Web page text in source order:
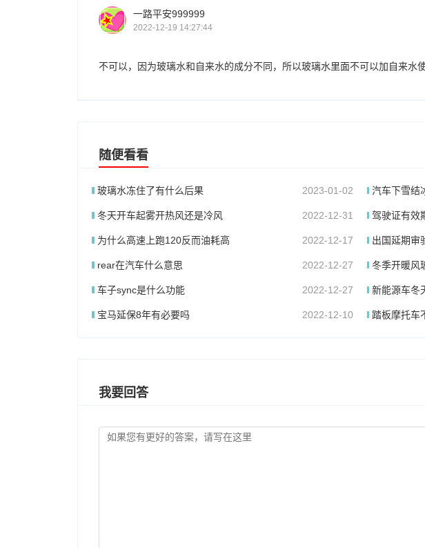
一路平安999999
2022-12-19 14:27:44
不可以，因为玻璃水和自来水的成分不同，所以玻璃水里面不可以加自来水使
随便看看
玻璃水冻住了有什么后果 2023-01-02 汽车下雪结
冬天开车起雾开热风还是冷风 2022-12-31 驾驶证有效
为什么高速上跑120反而油耗高 2022-12-17 出国延期审
rear在汽车什么意思 2022-12-27 冬季开暖风
车子sync是什么功能 2022-12-27 新能源车冬
宝马延保8年有必要吗 2022-12-10 踏板摩托车
我要回答